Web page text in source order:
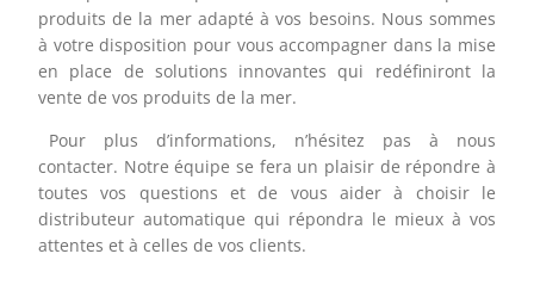
produits de la mer adapté à vos besoins. Nous sommes
à votre disposition pour vous accompagner dans la mise
en place de solutions innovantes qui redéfiniront la
vente de vos produits de la mer.
Pour plus d’informations, n’hésitez pas à nous
contacter. Notre équipe se fera un plaisir de répondre à
toutes vos questions et de vous aider à choisir le
distributeur automatique qui répondra le mieux à vos
attentes et à celles de vos clients.